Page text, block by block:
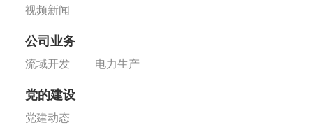
视频新闻
公司业务
流域开发 电力生产
党的建设
党建动态